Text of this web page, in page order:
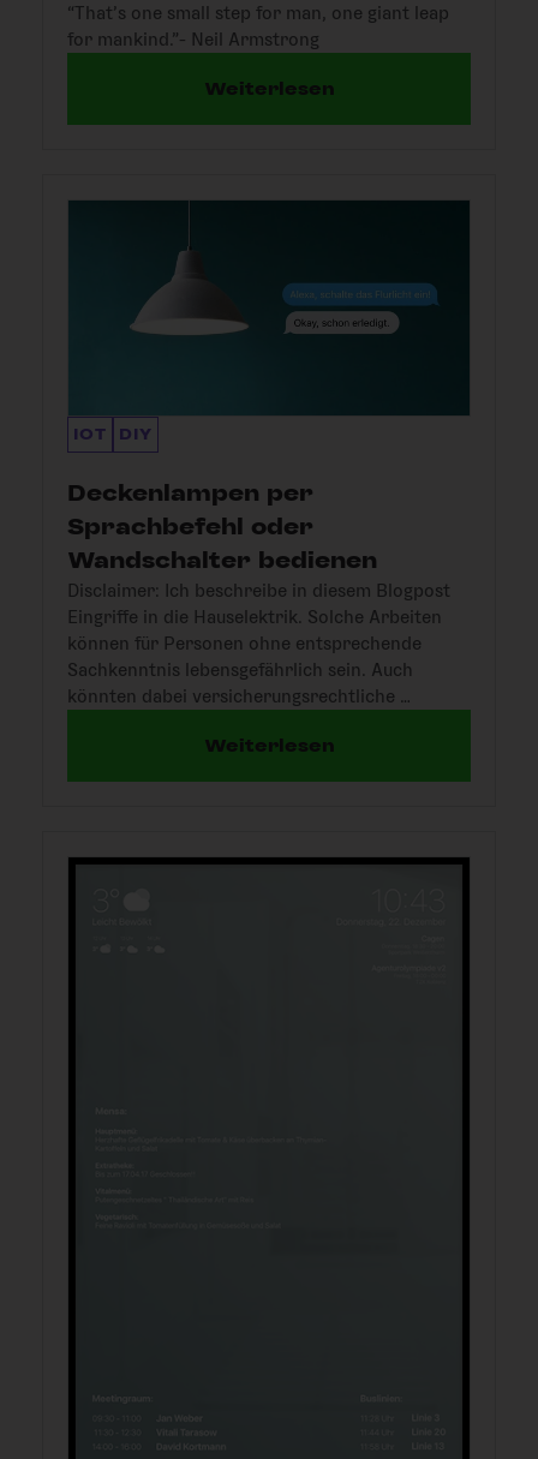
“That’s one small step for man, one giant leap
for mankind.”- Neil Armstrong
Weiterlesen
IOT DIY
Deckenlampen per
Sprachbefehl oder
Wandschalter bedienen
Disclaimer: Ich beschreibe in diesem Blogpost
Eingriffe in die Hauselektrik. Solche Arbeiten
können für Personen ohne entsprechende
Sachkenntnis lebensgefährlich sein. Auch
könnten dabei versicherungsrechtliche …
Weiterlesen